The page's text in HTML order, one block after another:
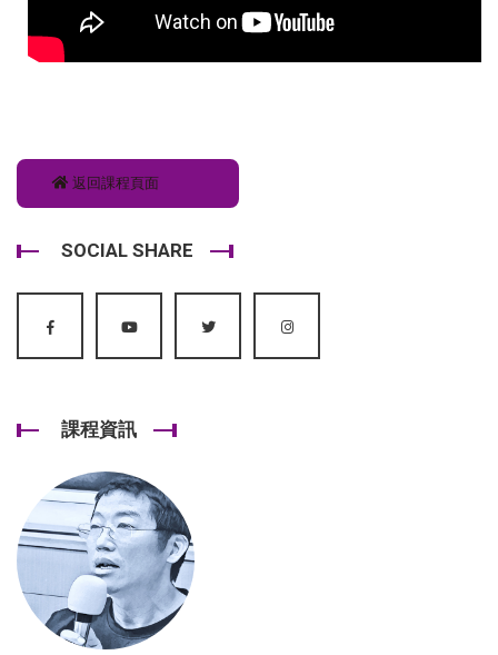
返回課程頁面
SOCIAL SHARE
課程資訊